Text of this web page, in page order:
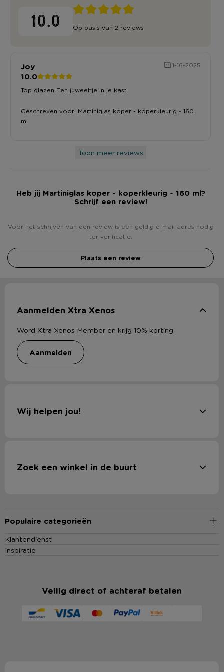
10.0 Op basis van 2 reviews
Joy 1-16-2025
10.0
Top glazen Een juweeltje in je kast
Geschreven voor: Martiniglas koper - koperkleurig - 160
ml
Toon meer reviews
Heb jij Martiniglas koper - koperkleurig - 160 ml?
Schrijf een review!
Voor het schrijven van een review is een geldig e-mail adres nodig
ter verificatie.
Plaats een review
Aanmelden Xtra Xenos
Word Xtra Xenos Member en krijg 10% korting
aanmelden
Wij helpen jou!
Zoek een winkel in de buurt
Populaire categorieën
Klantendienst
Inspiratie
Veilig direct of achteraf betalen